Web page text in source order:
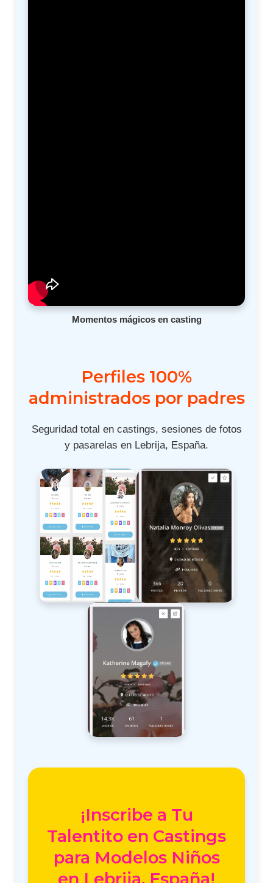
Momentos mágicos en casting
Perfiles 100%
administrados por padres
Seguridad total en castings, sesiones de fotos
y pasarelas en Lebrija, España.
¡Inscribe a Tu
Talentito en Castings
para Modelos Niños